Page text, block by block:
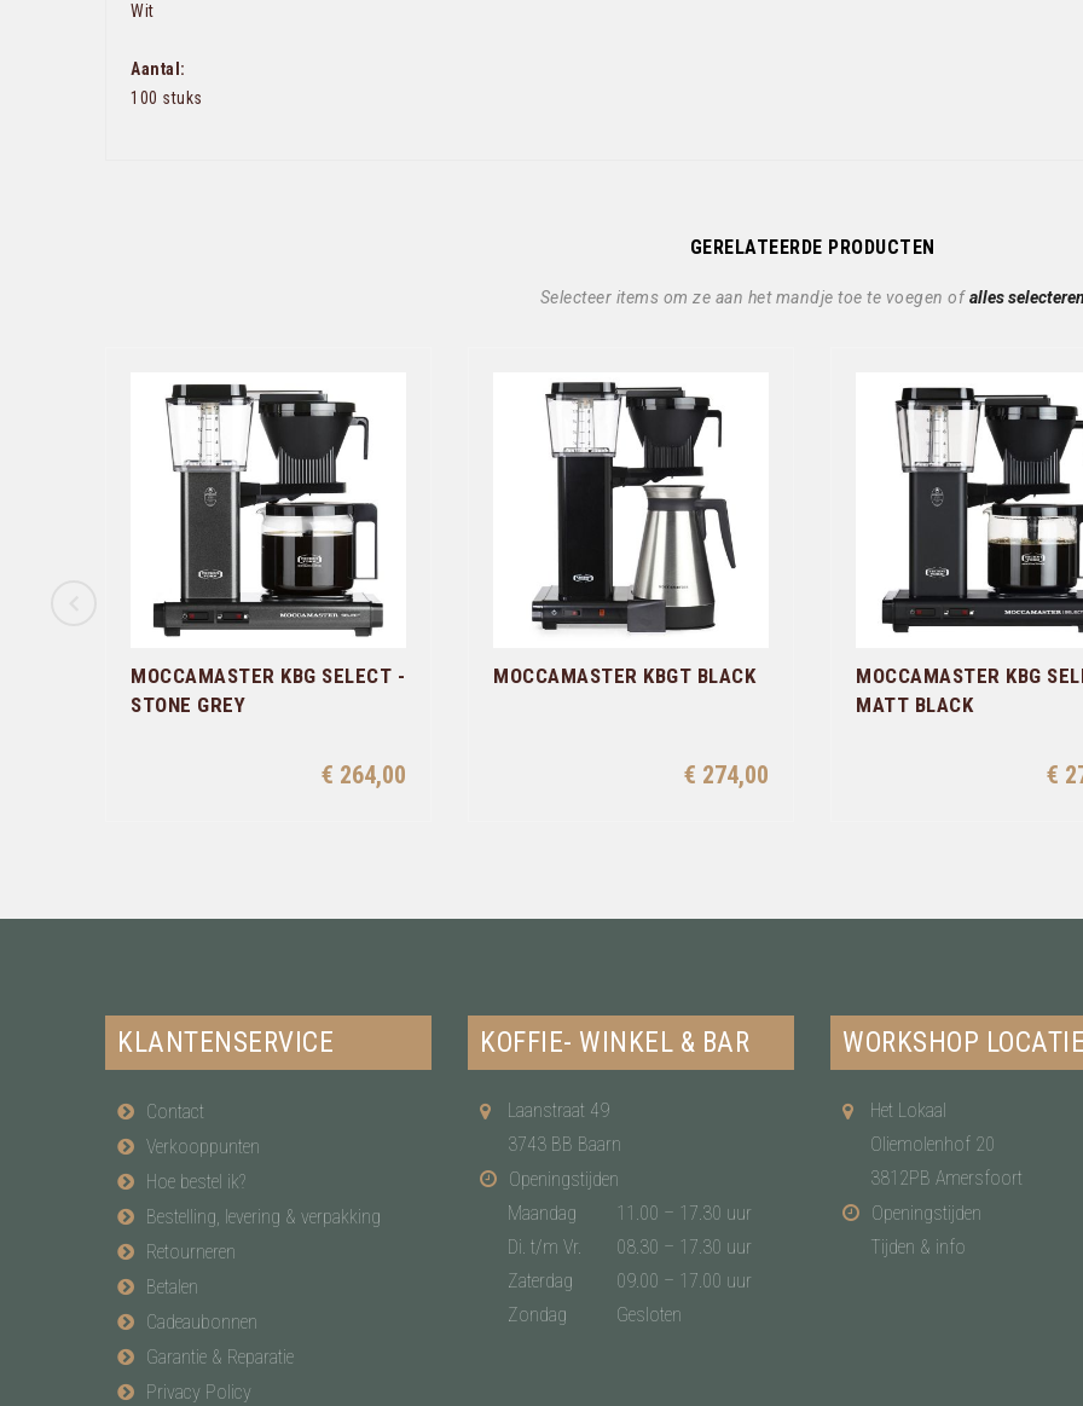
Wit
Aantal:
100 stuks
GERELATEERDE PRODUCTEN
Selecteer items om ze aan het mandje toe te voegen ofalles
MOCCAMASTER KBG SELECT -
STONE GREY
€ 264,00
MOCCAMASTER KBGT BLACK
€ 274,00
MOCCAMASTER KBG
MATT BLACK
€
KLANTENSERVICE
Contact
Verkooppunten
Hoe bestel ik?
Bestelling, levering & verpakking
Retourneren
Betalen
Cadeaubonnen
Garantie & Reparatie
Privacy Policy
KOFFIE- WINKEL & BAR
Laanstraat 49
3743 BB Baarn
Openingstijden
Maandag
11.00 – 17.30 uur
Di. t/m Vr.
08.30 – 17.30 uur
Zaterdag
09.00 – 17.00 uur
Zondag
Gesloten
WORKSHOP
Het Lokaal
Oliemolenhof 20
3812PB Amersfoort
Openingstijden
Tijden & info